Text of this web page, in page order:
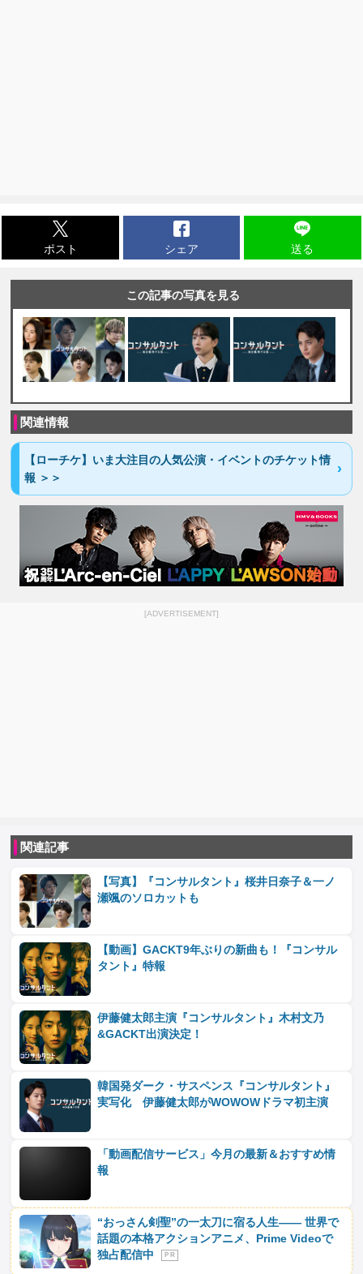
ポスト シェア 送る
この記事の写真を見る
関連情報
【ローチケ】いま大注目の人気公演・イベントのチケット情
報 ＞＞
[ADVERTISEMENT]
関連記事
【写真】『コンサルタント』桜井日奈子＆一ノ
瀬颯のソロカットも
【動画】GACKT9年ぶりの新曲も！『コンサル
タント』特報
伊藤健太郎主演『コンサルタント』木村文乃
&GACKT出演決定！
韓国発ダーク・サスペンス『コンサルタント』
実写化 伊藤健太郎がWOWOWドラマ初主演
「動画配信サービス」今月の最新＆おすすめ情
報
“おっさん剣聖”の一太刀に宿る人生―― 世界で
話題の本格アクションアニメ、Prime Videoで
独占配信中
P R